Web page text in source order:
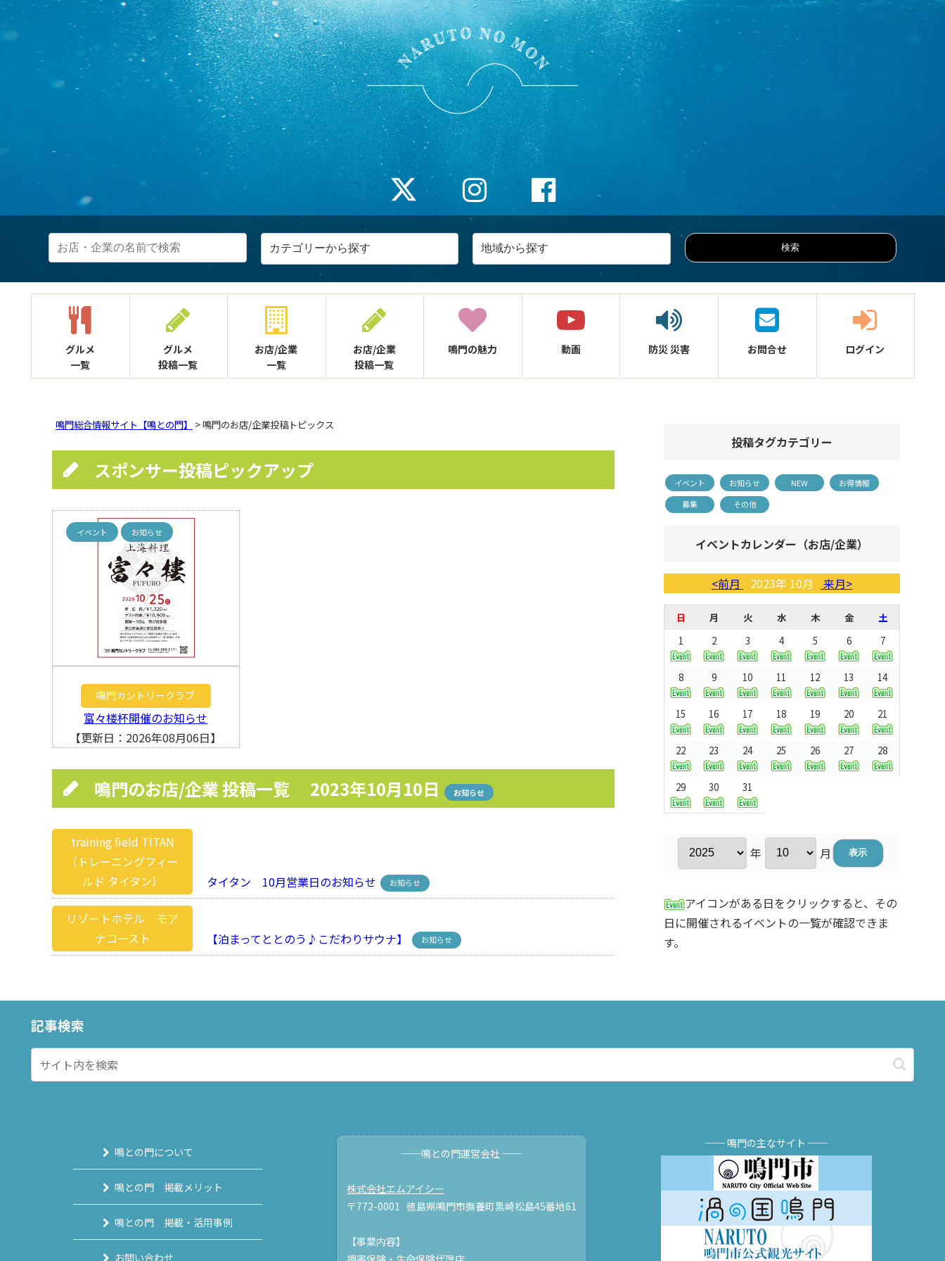
グルメ
一覧
グルメ
投稿一覧
お店/企業
一覧
お店/企業
投稿一覧
鳴門の魅力 動画 防災災害 お問合せ ログイン
鳴門総合情報サイト【鳴との門】 > 鳴門のお店/企業投稿トピックス
スポンサー投稿ピックアップ
イベント お知らせ
鳴門カントリークラブ
富々楼杯開催のお知らせ
【更新日：2026年08月06日】
鳴門のお店/企業 投稿一覧 2023年10月10日 お知らせ
training field TITAN
（トレーニングフィー
ルド タイタン）
タイタン 10月営業日のお知らせ お知らせ
リゾートホテル モア
ナコースト
【泊まってととのう♪こだわりサウナ】 お知らせ
投稿タグカテゴリー
イベント お知らせ NEW
お得情報
募集
その他
イベントカレンダー（お店/企業）
<前月 2023年 10月 来月>
日 月 火 水 木 金
土
1
2 3 4 5 6 7
8 9 10 11 12 13 14
15 16 17 18 19 20 21
22 23 24 25 26 27 28
29 30 31
年 月
アイコンがある日をクリックすると、その
日に開催されるイベントの一覧が確認できま
す。
記事検索
鳴との門について
鳴との門 掲載メリット
鳴との門 掲載・活用事例
お問い合わせ
──鳴との門運営会社 ──
株式会社エムアイシー
〒772-0001 徳島県鳴門市撫養町黒崎松島45番地61
【事業内容】
── 鳴門の主なサイト ──